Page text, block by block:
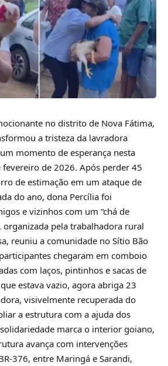
no distrito de Nova Fátima,
a tristeza da lavradora
momento de esperança nesta
de 2026. Após perder 45
de estimação em um ataque de
do ano, dona Percília foi
e vizinhos com um “chá de
organizada pela trabalhadora rural
reuniu a comunidade no Sítio Bão
chegaram em comboio
com laços, pintinhos e sacas de
estava vazio, agora abriga 23
visivelmente recuperada do
a estrutura com a ajuda dos
marca o interior goiano,
avança com intervenções
376, entre Maringá e Sarandi,